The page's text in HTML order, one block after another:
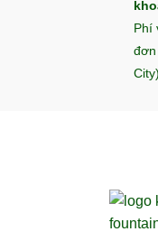
Phí
đơn
City)